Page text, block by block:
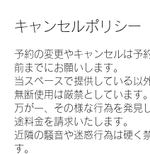
キャンセルポリシー
予約の変更やキャンセルは予
前までにお願いします。
当スペースで提供している以
無断使用は厳禁としています。
万が一、その様な行為を発見
途料金を請求いたします。
近隣の騒音や迷惑行為は硬く
す。